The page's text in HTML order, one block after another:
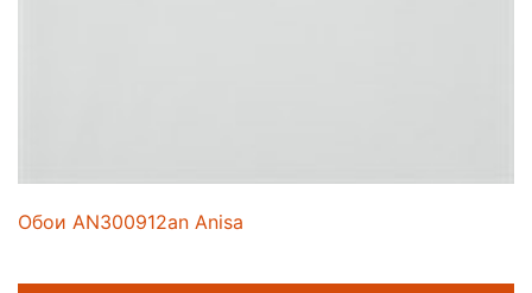
Обои AN300912an Anisa